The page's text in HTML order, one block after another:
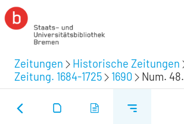
Zeitungen Historische Zeitungen
Zeitung. 1684-1725
1690 Num. 48.